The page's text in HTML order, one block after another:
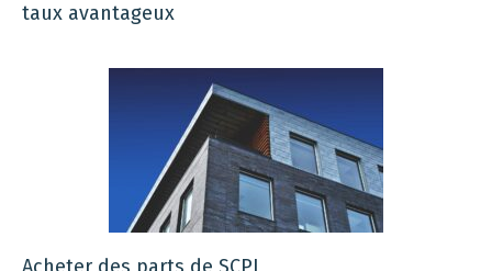
taux avantageux